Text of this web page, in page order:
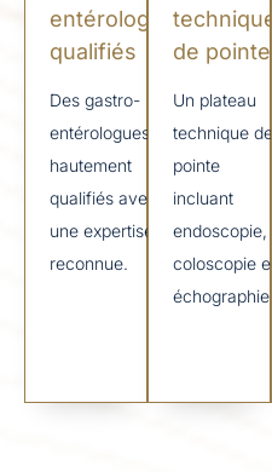
entérologues
qualifiés
Des gastro-
entérologues
hautement
qualifiés avec
une expertise
reconnue.
technique
de pointe
Un plateau
technique de
pointe
incluant
endoscopie,
coloscopie et
échographie.